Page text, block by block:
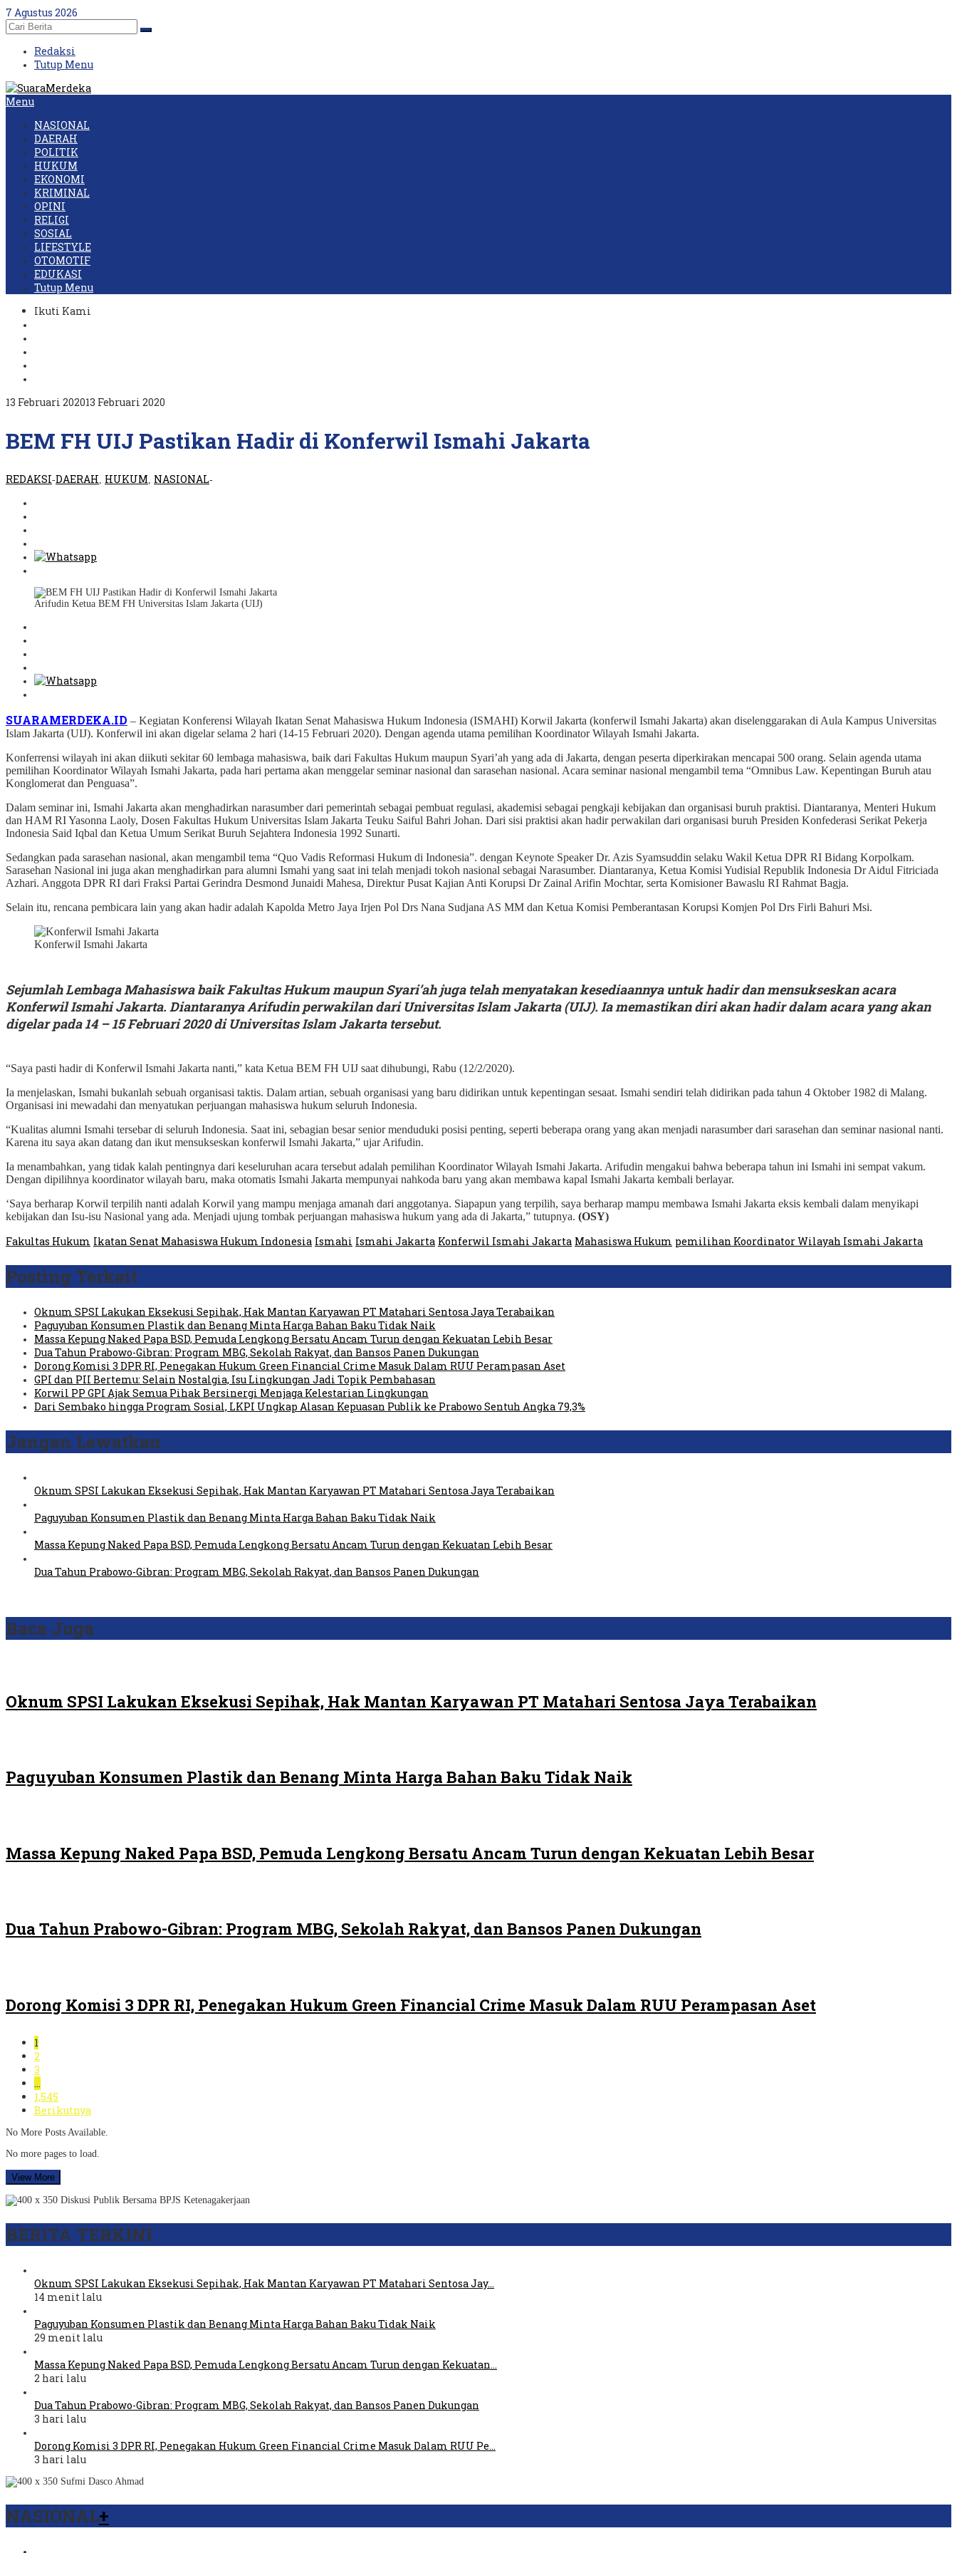
Skip
to
content
7 Agustus 2026
Redaksi
Tutup Menu
Menu
NASIONAL
DAERAH
POLITIK
HUKUM
EKONOMI
KRIMINAL
OPINI
RELIGI
SOSIAL
LIFESTYLE
OTOMOTIF
EDUKASI
Tutup Menu
Ikuti Kami
13 Februari 202013 Februari 2020
BEM FH UIJ Pastikan Hadir di Konferwil Ismahi Jakarta
REDAKSI-DAERAH HUKUM NASIONAL-
Arifudin Ketua BEM FH Universitas Islam Jakarta (UIJ)
SUARAMERDEKA.ID – Kegiatan Konferensi Wilayah Ikatan Senat Mahasiswa Hukum Indonesia (ISMAHI) Korwil Jakarta (konferwil Ismahi Jakarta) akan diselenggarakan di Aula Kampus Universitas
Islam Jakarta (UIJ). Konferwil ini akan digelar selama 2 hari (14-15 Februari 2020). Dengan agenda utama pemilihan Koordinator Wilayah Ismahi Jakarta.
Konferrensi wilayah ini akan diikuti sekitar 60 lembaga mahasiswa, baik dari Fakultas Hukum maupun Syari’ah yang ada di Jakarta, dengan peserta diperkirakan mencapai 500 orang. Selain agenda utama
pemilihan Koordinator Wilayah Ismahi Jakarta, pada hari pertama akan menggelar seminar nasional dan sarasehan nasional. Acara seminar nasional mengambil tema “Omnibus Law. Kepentingan Buruh atau
Konglomerat dan Penguasa”.
Dalam seminar ini, Ismahi Jakarta akan menghadirkan narasumber dari pemerintah sebagai pembuat regulasi, akademisi sebagai pengkaji kebijakan dan organisasi buruh praktisi. Diantaranya, Menteri Hukum
dan HAM RI Yasonna Laoly, Dosen Fakultas Hukum Universitas Islam Jakarta Teuku Saiful Bahri Johan. Dari sisi praktisi akan hadir perwakilan dari organisasi buruh Presiden Konfederasi Serikat Pekerja
Indonesia Said Iqbal dan Ketua Umum Serikat Buruh Sejahtera Indonesia 1992 Sunarti.
Sedangkan pada sarasehan nasional, akan mengambil tema “Quo Vadis Reformasi Hukum di Indonesia”. dengan Keynote Speaker Dr. Azis Syamsuddin selaku Wakil Ketua DPR RI Bidang Korpolkam.
Sarasehan Nasional ini juga akan menghadirkan para alumni Ismahi yang saat ini telah menjadi tokoh nasional sebagai Narasumber. Diantaranya, Ketua Komisi Yudisial Republik Indonesia Dr Aidul Fitriciada
Azhari. Anggota DPR RI dari Fraksi Partai Gerindra Desmond Junaidi Mahesa, Direktur Pusat Kajian Anti Korupsi Dr Zainal Arifin Mochtar, serta Komisioner Bawaslu RI Rahmat Bagja.
Selain itu, rencana pembicara lain yang akan hadir adalah Kapolda Metro Jaya Irjen Pol Drs Nana Sudjana AS MM dan Ketua Komisi Pemberantasan Korupsi Komjen Pol Drs Firli Bahuri Msi.
Konferwil Ismahi Jakarta
Sejumlah Lembaga Mahasiswa baik Fakultas Hukum maupun Syari’ah juga telah menyatakan kesediaannya untuk hadir dan mensukseskan acara
Konferwil Ismahi Jakarta. Diantaranya Arifudin perwakilan dari Universitas Islam Jakarta (UIJ). Ia memastikan diri akan hadir dalam acara yang akan
digelar pada 14 – 15 Februari 2020 di Universitas Islam Jakarta tersebut.
“Saya pasti hadir di Konferwil Ismahi Jakarta nanti,” kata Ketua BEM FH UIJ saat dihubungi, Rabu (12/2/2020).
Ia menjelaskan, Ismahi bukanlah sebuah organisasi taktis. Dalam artian, sebuah organisasi yang baru didirikan untuk kepentingan sesaat. Ismahi sendiri telah didirikan pada tahun 4 Oktober 1982 di Malang.
Organisasi ini mewadahi dan menyatukan perjuangan mahasiswa hukum seluruh Indonesia.
“Kualitas alumni Ismahi tersebar di seluruh Indonesia. Saat ini, sebagian besar senior menduduki posisi penting, seperti beberapa orang yang akan menjadi narasumber dari sarasehan dan seminar nasional nanti.
Karena itu saya akan datang dan ikut mensukseskan konferwil Ismahi Jakarta,” ujar Arifudin.
Ia menambahkan, yang tidak kalah pentingnya dari keseluruhan acara tersebut adalah pemilihan Koordinator Wilayah Ismahi Jakarta. Arifudin mengakui bahwa beberapa tahun ini Ismahi ini sempat vakum.
Dengan dipilihnya koordinator wilayah baru, maka otomatis Ismahi Jakarta mempunyai nahkoda baru yang akan membawa kapal Ismahi Jakarta kembali berlayar.
‘Saya berharap Korwil terpilih nanti adalah Korwil yang mampu menjaga amanah dari anggotanya. Siapapun yang terpilih, saya berharap mampu membawa Ismahi Jakarta eksis kembali dalam menyikapi
kebijakan dan Isu-isu Nasional yang ada. Menjadi ujung tombak perjuangan mahasiswa hukum yang ada di Jakarta,” tutupnya. (OSY)
Fakultas Hukum Ikatan Senat Mahasiswa Hukum Indonesia Ismahi Ismahi Jakarta Konferwil Ismahi Jakarta Mahasiswa Hukum pemilihan Koordinator Wilayah Ismahi Jakarta
Posting Terkait
Oknum SPSI Lakukan Eksekusi Sepihak, Hak Mantan Karyawan PT Matahari Sentosa Jaya Terabaikan
Paguyuban Konsumen Plastik dan Benang Minta Harga Bahan Baku Tidak Naik
Massa Kepung Naked Papa BSD, Pemuda Lengkong Bersatu Ancam Turun dengan Kekuatan Lebih Besar
Dua Tahun Prabowo-Gibran: Program MBG, Sekolah Rakyat, dan Bansos Panen Dukungan
Dorong Komisi 3 DPR RI, Penegakan Hukum Green Financial Crime Masuk Dalam RUU Perampasan Aset
GPI dan PII Bertemu: Selain Nostalgia, Isu Lingkungan Jadi Topik Pembahasan
Korwil PP GPI Ajak Semua Pihak Bersinergi Menjaga Kelestarian Lingkungan
Dari Sembako hingga Program Sosial, LKPI Ungkap Alasan Kepuasan Publik ke Prabowo Sentuh Angka 79,3%
Jangan Lewatkan
Oknum SPSI Lakukan Eksekusi Sepihak, Hak Mantan Karyawan PT Matahari Sentosa Jaya Terabaikan
Paguyuban Konsumen Plastik dan Benang Minta Harga Bahan Baku Tidak Naik
Massa Kepung Naked Papa BSD, Pemuda Lengkong Bersatu Ancam Turun dengan Kekuatan Lebih Besar
Dua Tahun Prabowo-Gibran: Program MBG, Sekolah Rakyat, dan Bansos Panen Dukungan
Baca Juga
Oknum SPSI Lakukan Eksekusi Sepihak, Hak Mantan Karyawan PT Matahari Sentosa Jaya Terabaikan
Paguyuban Konsumen Plastik dan Benang Minta Harga Bahan Baku Tidak Naik
Massa Kepung Naked Papa BSD, Pemuda Lengkong Bersatu Ancam Turun dengan Kekuatan Lebih Besar
Dua Tahun Prabowo-Gibran: Program MBG, Sekolah Rakyat, dan Bansos Panen Dukungan
Dorong Komisi 3 DPR RI, Penegakan Hukum Green Financial Crime Masuk Dalam RUU Perampasan Aset
1
2
3
…
1,545
Berikutnya
No More Posts Available.
No more pages to load.
View More
BERITA TERKINI
Oknum SPSI Lakukan Eksekusi Sepihak, Hak Mantan Karyawan PT Matahari Sentosa Jay…
14 menit lalu
Paguyuban Konsumen Plastik dan Benang Minta Harga Bahan Baku Tidak Naik
29 menit lalu
Massa Kepung Naked Papa BSD, Pemuda Lengkong Bersatu Ancam Turun dengan Kekuatan…
2 hari lalu
Dua Tahun Prabowo-Gibran: Program MBG, Sekolah Rakyat, dan Bansos Panen Dukungan
3 hari lalu
Dorong Komisi 3 DPR RI, Penegakan Hukum Green Financial Crime Masuk Dalam RUU Pe…
3 hari lalu
NASIONAL+